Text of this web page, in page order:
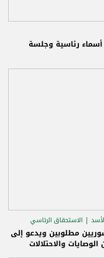
رئاسية وجلسة
الاستحقاق الرئاسي
مطلوبين ويدعو إلى
والاحتلالات